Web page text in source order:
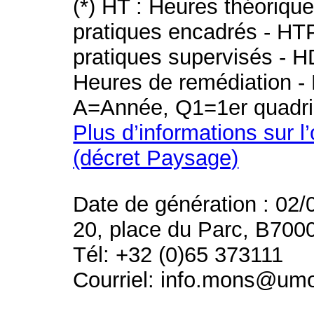
(*) HT : Heures
pratiques encadrés -
pratiques supervisés -
Heures de remédiation
A=Année, Q1=1er
Plus d’informations sur
(décret Paysage)
Date de génération : 02/
20, place du Parc,
Tél: +32 (0)65 373111
Courriel: